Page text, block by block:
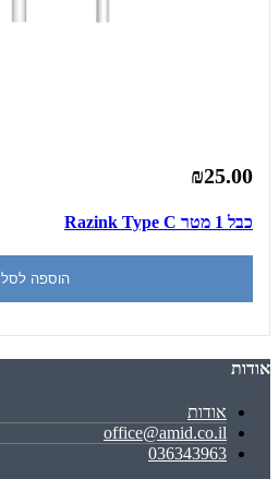
₪25.00
כבל 1 מטר Razink Type C
הוספה לסל
אודות
אודות
office@amid.co.il
036343963